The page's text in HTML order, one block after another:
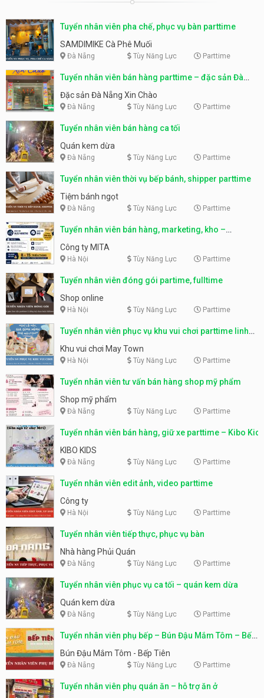
Tuyển nhân viên pha chế, phục vụ bàn parttime
SAMDIMIKE Cà Phê Muối
Đà Nẵng Tùy Năng Lực Parttime
Tuyển nhân viên bán hàng parttime – đặc sản Đà
Nẵng
Đặc sản Đà Nẵng Xin Chào
Đà Nẵng Tùy Năng Lực Parttime
Tuyển nhân viên bán hàng ca tối
Quán kem dừa
Đà Nẵng Tùy Năng Lực Parttime
Tuyển nhân viên thời vụ bếp bánh, shipper parttime
Tiệm bánh ngọt
Đà Nẵng Tùy Năng Lực Parttime
Tuyển nhân viên bán hàng, marketing, kho –
parttime, fulltime
Công ty MITA
Hà Nội Tùy Năng Lực Parttime
Tuyển nhân viên đóng gói partime, fulltime
Shop online
Hà Nội Tùy Năng Lực Parttime
Tuyển nhân viên phục vụ khu vui chơi parttime linh
động
Khu vui chơi May Town
Hà Nội Tùy Năng Lực Parttime
Tuyển nhân viên tư vấn bán hàng shop mỹ phẩm
Shop mỹ phẩm
Đà Nẵng Tùy Năng Lực Parttime
Tuyển nhân viên bán hàng, giữ xe parttime – Kibo Kid
KIBO KIDS
Đà Nẵng Tùy Năng Lực Parttime
Tuyển nhân viên edit ảnh, video parttime
Công ty
Hà Nội Tùy Năng Lực Parttime
Tuyển nhân viên tiếp thực, phục vụ bàn
Nhà hàng Phủi Quán
Đà Nẵng Tùy Năng Lực Parttime
Tuyển nhân viên phục vụ ca tối – quán kem dừa
Quán kem dừa
Đà Nẵng Tùy Năng Lực Parttime
Tuyển nhân viên phụ bếp – Bún Đậu Mắm Tôm – Bếp
Tiên
Bún Đậu Mắm Tôm - Bếp Tiên
Đà Nẵng Tùy Năng Lực Parttime
Tuyển nhân viên phụ quán ăn – hỗ trợ ăn ở